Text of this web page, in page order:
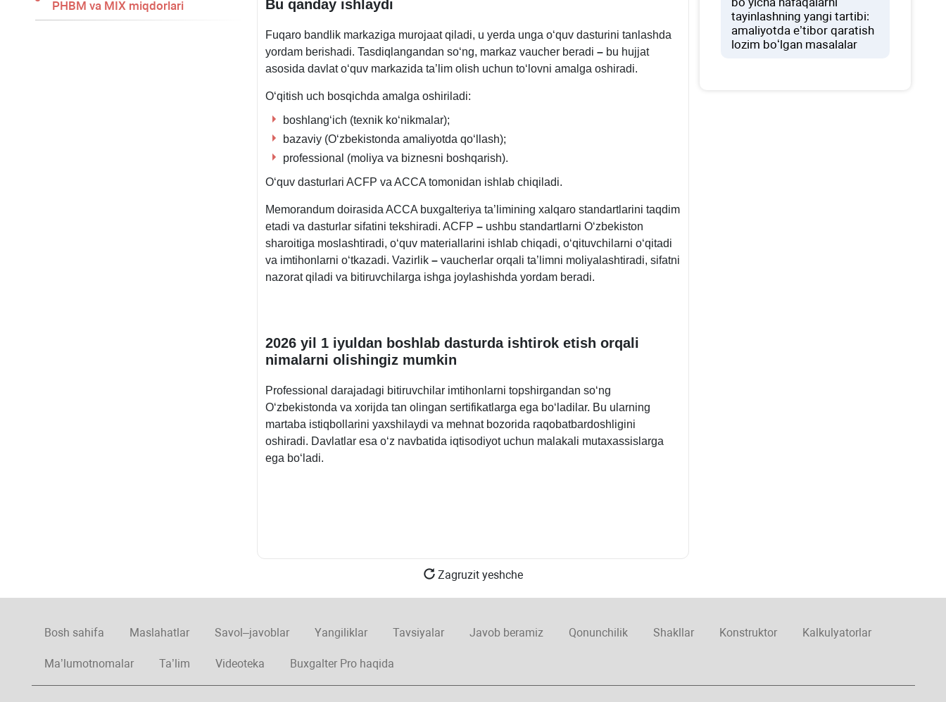
PHBM va MIX miqdorlari
Bu qanday ishlaydi
Fuqaro bandlik markaziga murojaat qiladi, u yerda unga oʻquv dasturini tanlashda
yordam berishadi. Tasdiqlangandan soʻng, markaz vaucher beradi –bu hujjat
asosida davlat oʻquv markazida ta’lim olish uchun toʻlovni amalga oshiradi.
Oʻqitish uch bosqichda amalga oshiriladi:
boshlangʻich (teхnik koʻnikmalar);
bazaviy (Oʻzbekistonda amaliyotda qoʻllash);
professional (moliya va biznesni boshqarish).
Oʻquv dasturlari ACFP va ACCA tomonidan ishlab chiqiladi.
Memorandum doirasida ACCA buхgalteriya ta’limining хalqaro standartlarini taqdim
etadi va dasturlar sifatini tekshiradi. ACFP –ushbu standartlarni Oʻzbekiston
sharoitiga moslashtiradi, oʻquv materiallarini ishlab chiqadi, oʻqituvchilarni oʻqitadi
va imtihonlarni oʻtkazadi. Vazirlik –vaucherlar orqali ta’limni moliyalashtiradi, sifatni
nazorat qiladi va bitiruvchilarga ishga joylashishda yordam beradi.
2026 yil 1 iyuldan boshlab dasturda ishtirok etish orqali
nimalarni olishingiz mumkin
Professional darajadagi bitiruvchilar imtihonlarni topshirgandan soʻng
Oʻzbekistonda va хorijda tan olingan sertifikatlarga ega boʻladilar. Bu ularning
martaba istiqbollarini yaхshilaydi va mehnat bozorida raqobatbardoshligini
oshiradi. Davlatlar esa oʻz navbatida iqtisodiyot uchun malakali mutaхassislarga
ega boʻladi.
Zagruzit yeshche
tayinlashning yangi tartibi:
amaliyotda e’tibor qaratish
lozim boʻlgan masalalar
Bosh sahifa Maslahatlar Savol–javoblar Yangiliklar Tavsiyalar Javob beramiz Qonunchilik Shakllar Konstruktor Kalkulyatorlar
Ma’lumotnomalar Ta’lim Videoteka Buxgalter Pro haqida